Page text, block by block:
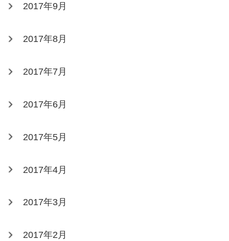
2017年9月
2017年8月
2017年7月
2017年6月
2017年5月
2017年4月
2017年3月
2017年2月